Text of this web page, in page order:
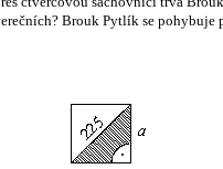
Brouk Pytlík se pohybuje